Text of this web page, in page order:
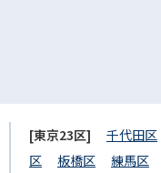
[東京23区] 千代田区
区
板橋区 練馬区